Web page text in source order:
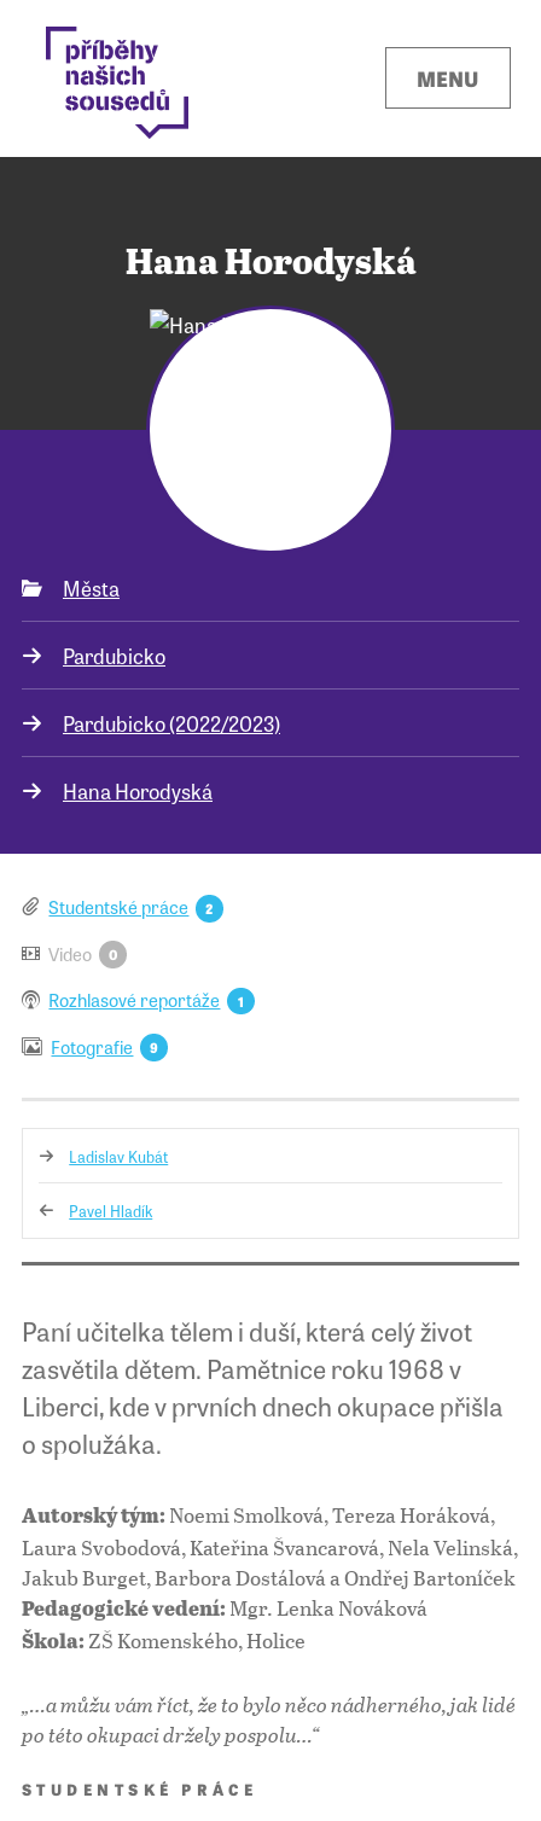
MENU
Pro školy
Příběhy našich sousedů
Hana Horodyská
Města
Pardubicko
Pardubicko (2022/2023)
Hana Horodyská
Studentské práce 2
Video 0
Rozhlasové reportáže 1
Fotografie 9
Ladislav Kubát
Pavel Hladík
Paní učitelka tělem i duší, která celý život
zasvětila dětem. Pamětnice roku 1968 v
Liberci, kde v prvních dnech okupace přišla
o spolužáka.
Autorský tým: Noemi Smolková, Tereza Horáková,
Laura Svobodová, Kateřina Švancarová, Nela Velinská,
Jakub Burget, Barbora Dostálová a Ondřej Bartoníček
Pedagogické vedení: Mgr. Lenka Nováková
Škola: ZŠ Komenského, Holice
„…a můžu vám říct, že to bylo něco nádherného, jak lidé
po této okupaci držely pospolu…“
STUDENTSKÉ PRÁCE